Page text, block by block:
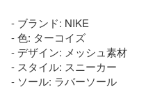
- ブランド: NIKE
- 色: ターコイズ
- デザイン: メッシュ素材
- スタイル: スニーカー
- ソール: ラバーソール